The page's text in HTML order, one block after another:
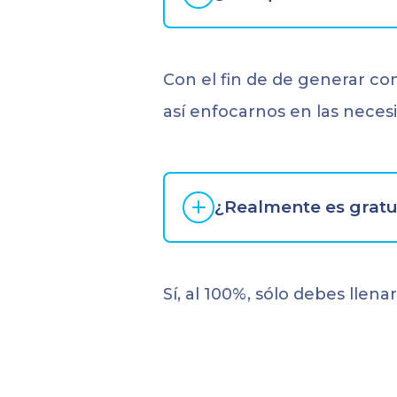
Con el fin de de generar
así enfocarnos en las
¿Realmente es
Sí, al 100%, sólo debes